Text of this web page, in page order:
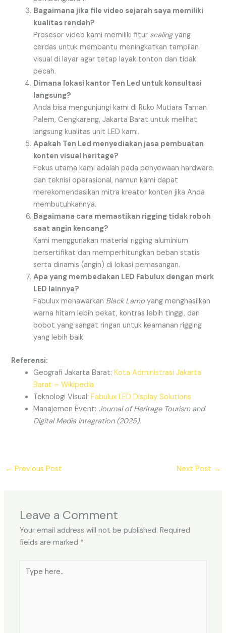
Bagaimana jika file video sejarah saya memiliki
kualitas rendah?
Prosesor video kami memiliki fitur scalingyang
cerdas untuk membantu meningkatkan tampilan
visual di layar agar tetap layak tonton dan tidak
pecah.
Dimana lokasi kantor Ten Led untuk konsultasi
langsung?
Anda bisa mengunjungi kami di Ruko Mutiara Taman
Palem, Cengkareng, Jakarta Barat untuk melihat
langsung kualitas unit LED kami.
Apakah Ten Led menyediakan jasa pembuatan
konten visual heritage?
Fokus utama kami adalah pada penyewaan hardware
dan teknisi operasional, namun kami dapat
merekomendasikan mitra kreator konten jika Anda
membutuhkannya.
Bagaimana cara memastikan rigging tidak roboh
saat angin kencang?
Kami menggunakan material rigging aluminium
bersertifikat dan memperhitungkan beban statis
serta dinamis (angin) di lokasi pemasangan.
Apa yang membedakan LED Fabulux dengan merk
LED lainnya?
Fabulux menawarkan Black Lampyang menghasilkan
warna hitam lebih pekat, kontras lebih tinggi, dan
bobot yang sangat ringan untuk keamanan rigging
yang lebih baik.
Referensi:
Geografi Jakarta Barat:Kota Administrasi Jakarta
Barat – Wikipedia
Teknologi Visual:Fabulux LED Display Solutions
Manajemen Event: Journal of Heritage Tourism and
Digital Media Integration (2025).
← Previous Post Next Post →
Leave a Comment
Your email address will not be published. Required
fields are marked *
here..